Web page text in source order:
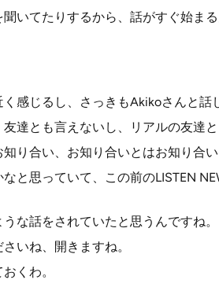
いてたりするから、話がすぐ始ま
感じるし、さっきもAkikoさんと話
達とも言えないし、リアルの友達と
り合い、お知り合いとはお知り合
と思っていて、この前のLISTEN
な話をされていたと思うんですね。
いね、開きますね。
くわ。